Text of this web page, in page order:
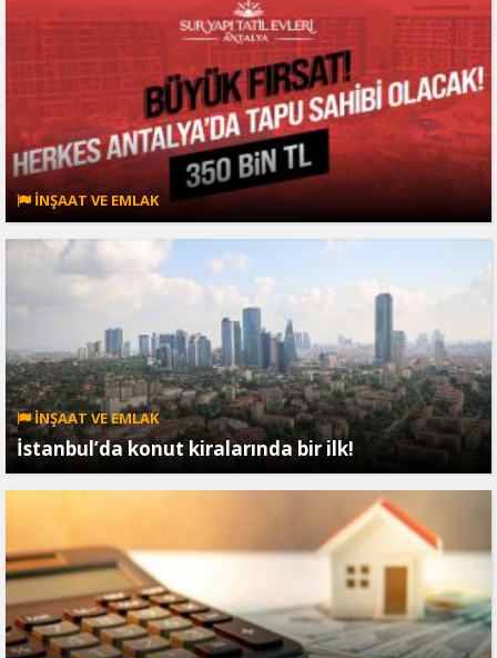
İNŞAAT VE EMLAK
İNŞAAT VE EMLAK
İstanbul’da konut kiralarında bir ilk!